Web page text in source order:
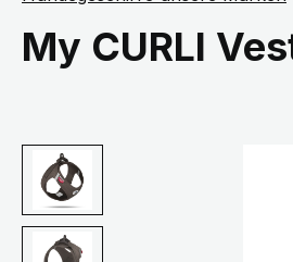
My CURLI
Bildergalerie überspringen